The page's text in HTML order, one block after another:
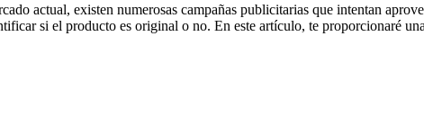
actual, existen numerosas campañas publicitarias que intentan
si el producto es original o no. En este artículo, te proporcionaré